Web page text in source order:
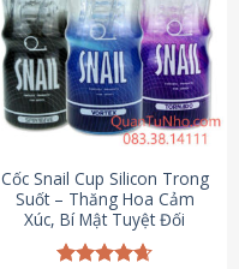
Cốc Snail Cup Silicon Trong
Suốt – Thăng Hoa Cảm
Xúc, Bí Mật Tuyệt Đối